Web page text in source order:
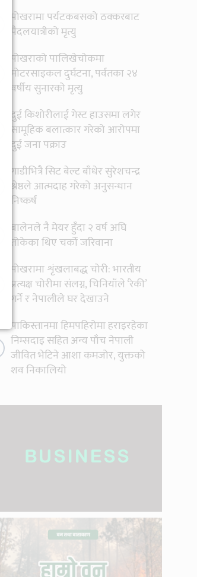
पोखरामा पर्यटकबसको ठक्करबाट
पैदलयात्रीको मृत्यु
पोखराको पालिखेचोकमा
मोटरसाइकल दुर्घटना, पर्वतका २४
वर्षीय सुनारको मृत्यु
दुई किशोरीलाई गेस्ट हाउसमा लगेर
सामूहिक बलात्कार गरेको आरोपमा
दुई जना पक्राउ
गाडीभित्रै सिट बेल्ट बाँधेर सुरेशचन्द्र
श्रेष्ठले आत्मदाह गरेको अनुसन्धान
निष्कर्ष
बालेनले नै मेयर हुँदा २ वर्ष अघि
तोकेका थिए चर्को जरिवाना
पोखरामा शृंखलाबद्ध चोरी: भारतीय
प्रत्यक्ष चोरीमा संलग्न, चिनियाँले ‘रेकी’
गर्ने र नेपालीले घर देखाउने
पाकिस्तानमा हिमपहिरोमा हराइरहेका
निम्सदाइ सहित अन्य पाँच नेपाली
जीवित भेटिने आशा कमजोर, युक्तको
शव निकालियो